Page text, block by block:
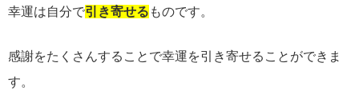
幸運は自分で引き寄せる ものです。
感謝をたくさんすることで幸運を引き寄せることができま
す。